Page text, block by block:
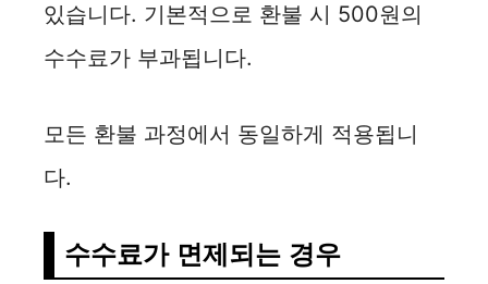
있습니다. 기본적으로 환불 시 500원의
수수료가 부과됩니다.
모든 환불 과정에서 동일하게 적용됩니
다.
수수료가 면제되는 경우